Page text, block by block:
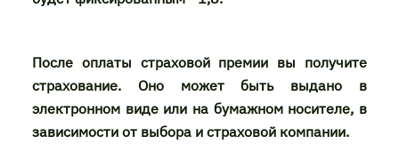
После оплаты страховой премии вы получите
страхование. Оно может быть выдано в
электронном виде или на бумажном носителе, в
зависимости от выбора и страховой компании.